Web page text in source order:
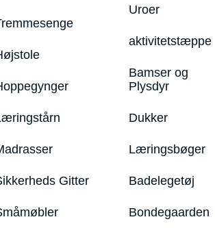
Gitter
Uroer
aktivitetstæppe
Bamser og
Plysdyr
Dukker
Læringsbøger
Badelegetøj
Bondegaarden